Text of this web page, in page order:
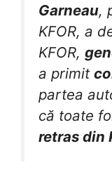
Garneau,
KFOR, a
KFOR,
a primit
partea
că toate
retras din